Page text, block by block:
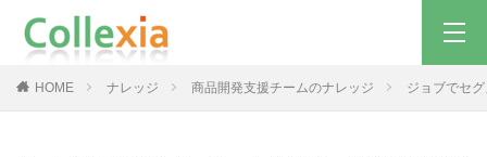
HOME ナレッジ 商品開発支援チームのナレッジ ジョブでセ